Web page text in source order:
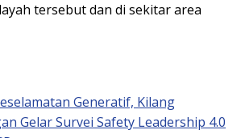
tersebut dan di sekitar area
Generatif, Kilang
Gelar Survei Safety Leadership 4.0